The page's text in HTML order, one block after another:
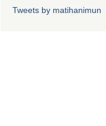
Tweets by matihanimun